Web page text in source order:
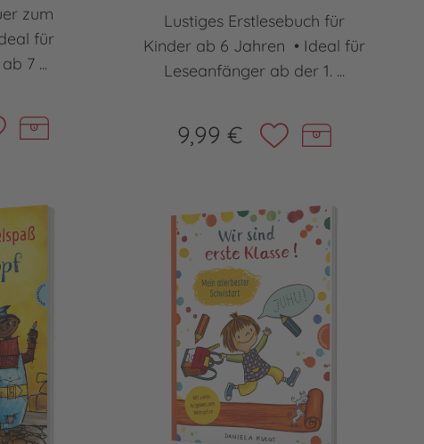
zum
für
7 ...
Lustiges Erstlesebuch für
Kinder ab 6 Jahren • Ideal für
Leseanfänger ab der 1. ...
9,99 €